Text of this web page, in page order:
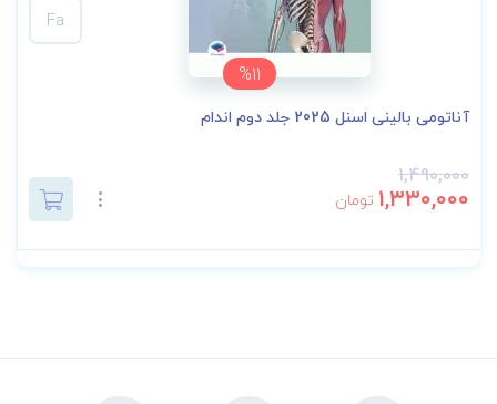
%11
Fa
آناتومی بالینی اسنل 2025 جلد دوم اندام
1,490,000
1,330,000 تومان